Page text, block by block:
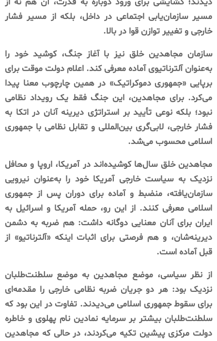
مسیر سازمان‌یابی اجتماعی در داخل، بلکه از مسیر فشار
خارجی و تغییر توازن قوا در بالا.
سازمان مجاهدین خلق نیز با آغاز جنگ، کوشید خود را
به‌عنوان آلترناتیوی آماده معرفی کند. اعلام دولت موقت برای
برپایی «جمهوری دموکراتیک» در همین چارچوب معنا پیدا
می‌کرد. برای مجاهدین، این جنگ فقط یک رویداد نظامی
نبود؛ بلکه نوعی تأیید بر استراتژی دیرینه آنان در اتکا به
فشار خارجی، لابی‌گری بین‌المللی و تقابل نظامی با جمهوری
اسلامی محسوب می‌شد.
مجاهدین خلق سال‌ها کوشیده‌اند در آمریکا، اروپا و محافل
نزدیک به سیاست خارجی آمریکا خود را به‌عنوان نیرویی
سازمان‌یافته، منضبط و آماده برای دوران پس از جمهوری
اسلامی معرفی کنند. از این رو، حمله آمریکا و اسرائیل به
ایران برای آنان معنایی دوگانه داشت: هم ضربه به دشمن
دیرینه‌شان، و هم فرصتی برای اثبات اینکه «آلترناتیو» از
قبل آماده است.
از نظر سیاسی، موضع مجاهدین به موضع سلطنت‌طلبان
نزدیک بود: هر دو جریان ضربه نظامی خارجی را مقدمه‌ای
برای سقوط جمهوری اسلامی می‌دیدند. تفاوت در این بود که
سلطنت‌طلبان بیشتر بر سرمایه نمادین نام پهلوی و خاطره
دولت مرکزی پیشین تکیه می‌کردند، در حالی که مجاهدین